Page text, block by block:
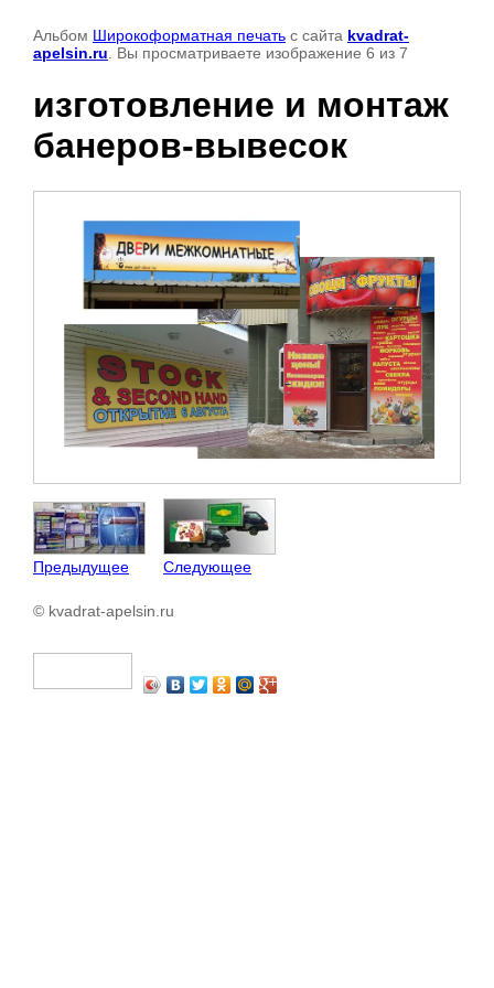
Альбом Широкоформатная печать с сайта kvadrat-
apelsin.ru . Вы просматриваете изображение 6 из 7
изготовление и монтаж
банеров-вывесок
Предыдущее Следующее
© kvadrat-apelsin.ru